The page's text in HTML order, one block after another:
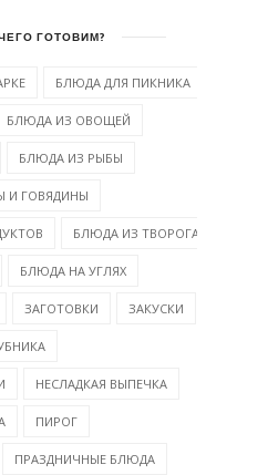
ГОТОВИМ?
БЛЮДА ДЛЯ ПИКНИКА
БЛЮДА ИЗ ОВОЩЕЙ
БЛЮДА ИЗ РЫБЫ
И ГОВЯДИНЫ
БЛЮДА ИЗ ТВОРОГА
БЛЮДА НА УГЛЯХ
ЗАГОТОВКИ ЗАКУСКИ
НЕСЛАДКАЯ ВЫПЕЧКА
ПИРОГ
ПРАЗДНИЧНЫЕ БЛЮДА